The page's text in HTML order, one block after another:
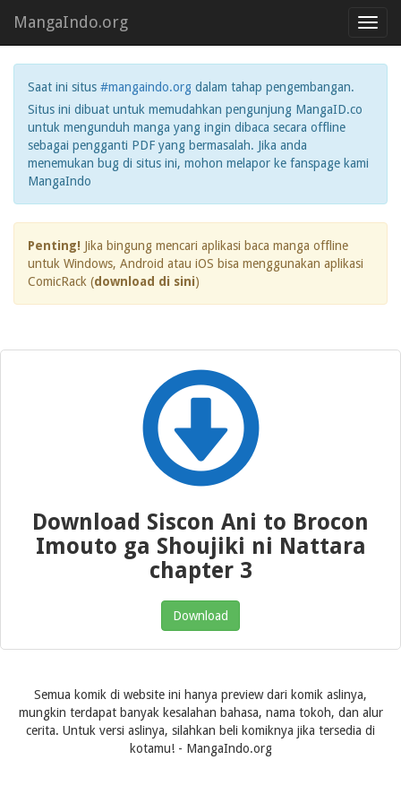
MangaIndo.org
Saat ini situs #mangaindo.org dalam tahap pengembangan.
Situs ini dibuat untuk memudahkan pengunjung MangaID.co
untuk mengunduh manga yang ingin dibaca secara offline
sebagai pengganti PDF yang bermasalah. Jika anda
menemukan bug di situs ini, mohon melapor ke fanspage kami
MangaIndo
Penting! Jika bingung mencari aplikasi baca manga offline
untuk Windows, Android atau iOS bisa menggunakan aplikasi
ComicRack (download di sini)
Download Siscon Ani to Brocon
Imouto ga Shoujiki ni Nattara
chapter 3
Download
Semua komik di website ini hanya preview dari komik aslinya,
mungkin terdapat banyak kesalahan bahasa, nama tokoh, dan alur
cerita. Untuk versi aslinya, silahkan beli komiknya jika tersedia di
kotamu! - MangaIndo.org